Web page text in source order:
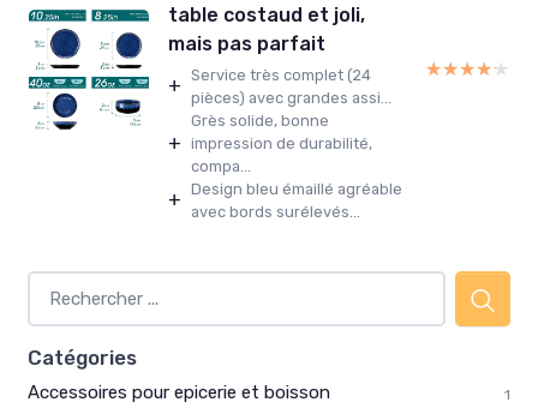
table costaud et joli,
mais pas parfait
+ Service très complet (24
pièces) avec grandes assi...
+
Grès solide, bonne
impression de durabilité,
compa...
+ Design bleu émaillé agréable
avec bords surélevés...
★★★★★
★★★★★
Catégories
Accessoires pour epicerie et boisson 1